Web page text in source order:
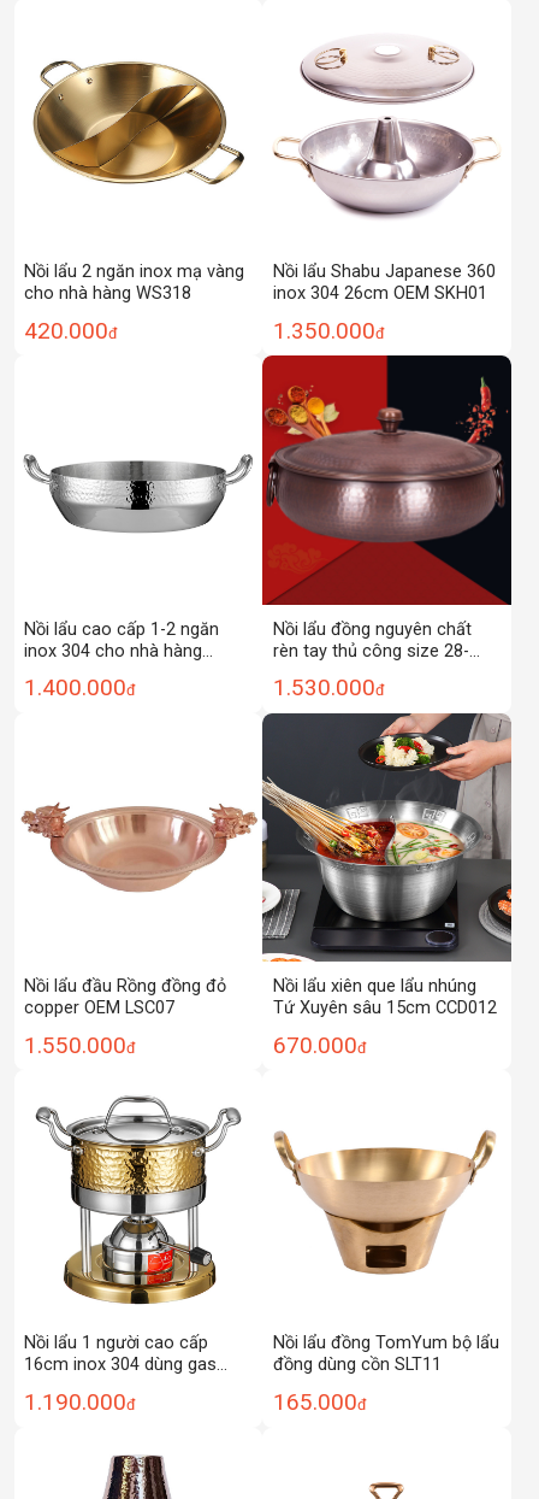
Nồi lẩu 2 ngăn inox mạ vàng
cho nhà hàng WS318
420.000đ
Nồi lẩu Shabu Japanese 360
inox 304 26cm OEM SKH01
1.350.000đ
Nồi lẩu cao cấp 1-2 ngăn
inox 304 cho nhà hàng
1.400.000đ
Nồi lẩu đồng nguyên chất
rèn tay thủ công size 28-
1.530.000đ
Nồi lẩu đầu Rồng đồng đỏ
copper OEM LSC07
1.550.000đ
Nồi lẩu xiên que lẩu nhúng
Tứ Xuyên sâu 15cm CCD012
670.000đ
Nồi lẩu 1 người cao cấp
16cm inox 304 dùng gas
1.190.000đ
Nồi lẩu đồng TomYum bộ lẩu
đồng dùng cồn SLT11
165.000đ